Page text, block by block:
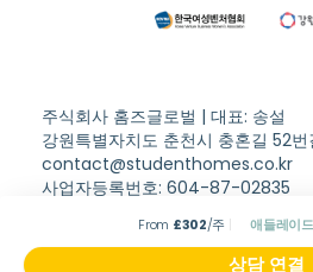
From £302/주 애들레이드
상담 연결
주식회사 홈즈글로벌 | 대표: 송설
강원특별자치도 춘천시 충혼길 52
contact@studenthomes.co.kr
사업자등록번호: 604-87-02835
Copyright © Student Homes. All